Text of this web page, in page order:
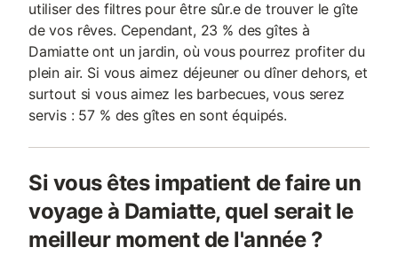
utiliser des filtres pour être sûr.e de trouver le gîte
de vos rêves. Cependant, 23 % des gîtes à
Damiatte ont un jardin, où vous pourrez profiter du
plein air. Si vous aimez déjeuner ou dîner dehors, et
surtout si vous aimez les barbecues, vous serez
servis : 57 % des gîtes en sont équipés.
Si vous êtes impatient de faire un
voyage à Damiatte, quel serait le
meilleur moment de l'année ?